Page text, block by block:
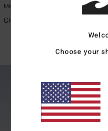
Männer Blau Submersible Shorts
CHF 69,00
Choose your